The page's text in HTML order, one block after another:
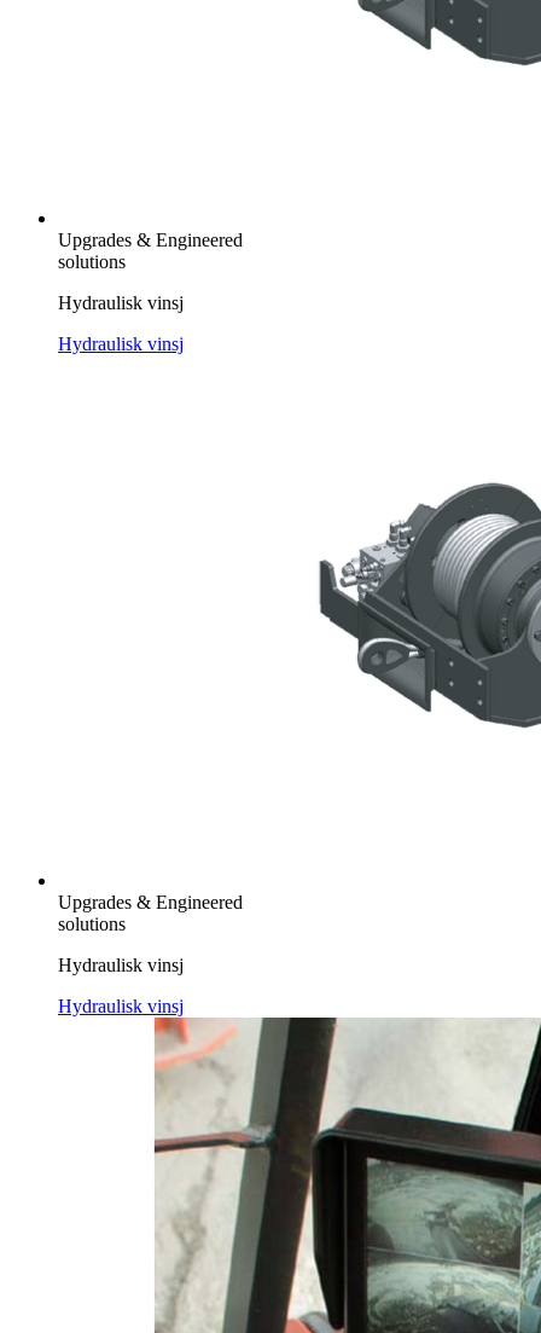
Upgrades & Engineered
solutions
Hydraulisk vinsj
Hydraulisk vinsj
Upgrades & Engineered
solutions
Hydraulisk vinsj
Hydraulisk vinsj